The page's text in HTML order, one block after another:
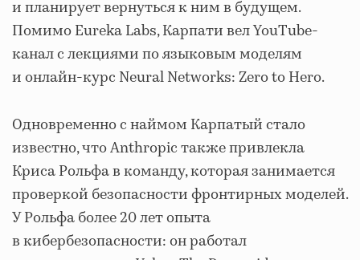
и планирует вернуться к ним в будущем.
Помимо Eureka Labs, Карпати вел YouTube-
канал с лекциями по языковым моделям
и онлайн-курс Neural Networks: Zero to Hero.
Одновременно с наймом Карпатый стало
известно, что Anthropic также привлекла
Криса Рольфа в команду, которая занимается
проверкой безопасности фронтирных моделей.
У Рольфа более 20 лет опыта
в кибербезопасности: он работал